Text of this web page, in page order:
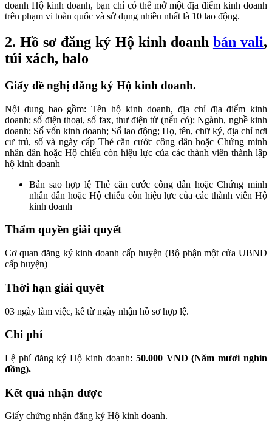
doanh Hộ kinh doanh, bạn chỉ có thể mở một địa điểm kinh doanh
trên phạm vi toàn quốc và sử dụng nhiều nhất là 10 lao động.
2. Hồ sơ đăng ký Hộ kinh doanh bán vali,
túi xách, balo
Giấy đề nghị đăng ký Hộ kinh doanh.
Nội dung bao gồm: Tên hộ kinh doanh, địa chỉ địa điểm kinh
doanh; số điện thoại, số fax, thư điện tử (nếu có); Ngành, nghề kinh
doanh; Số vốn kinh doanh; Số lao động; Họ, tên, chữ ký, địa chỉ nơi
cư trú, số và ngày cấp Thẻ căn cước công dân hoặc Chứng minh
nhân dân hoặc Hộ chiếu còn hiệu lực của các thành viên thành lập
hộ kinh doanh
Bản sao hợp lệ Thẻ căn cước công dân hoặc Chứng minh
nhân dân hoặc Hộ chiếu còn hiệu lực của các thành viên Hộ
kinh doanh
Thẩm quyền giải quyết
Cơ quan đăng ký kinh doanh cấp huyện (Bộ phận một cửa UBND
cấp huyện)
Thời hạn giải quyết
03 ngày làm việc, kể từ ngày nhận hồ sơ hợp lệ.
Chi phí
Lệ phí đăng ký Hộ kinh doanh: 50.000 VNĐ (Năm mươi nghìn
đồng).
Kết quả nhận được
Giấy chứng nhận đăng ký Hộ kinh doanh.